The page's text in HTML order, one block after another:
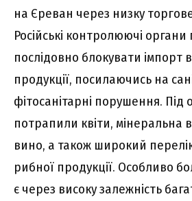
на Єреван через низку
Російські контролюючі
послідовно блокувати імпорт
продукції, посилаючись на
фітосанітарні порушення.
потрапили квіти, мінеральна
вино, а також широкий перелік
рибної продукції. Особливо
є через високу залежність